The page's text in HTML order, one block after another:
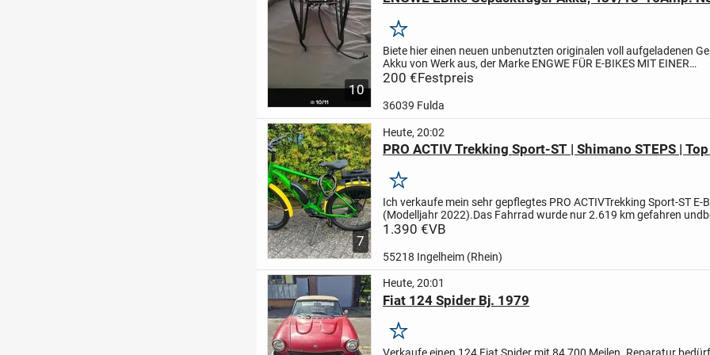
10
Merken
Biete hier einen neuen unbenutzten originalen voll aufgeladenen
Akku von Werk aus, der Marke ENGWE FÜR E-BIKES MIT EINER
AKKUKAPAZITÄT VON 48 VOLT UND 13 BIS 16 AMPERE. Die
200 €Festpreis
36039 Fulda
7
Heute, 20:02
PRO ACTIV Trekking Sport-ST | Shimano STEPS |
Merken
Ich verkaufe mein sehr gepflegtes PRO ACTIVTrekking Sport-ST E-
(Modelljahr 2022).Das Fahrrad wurde nur 2.619 km gefahren und
in einem sehr guten technischen
1.390 €VB
55218 Ingelheim (Rhein)
Heute, 20:01
Fiat 124 Spider Bj. 1979
Merken